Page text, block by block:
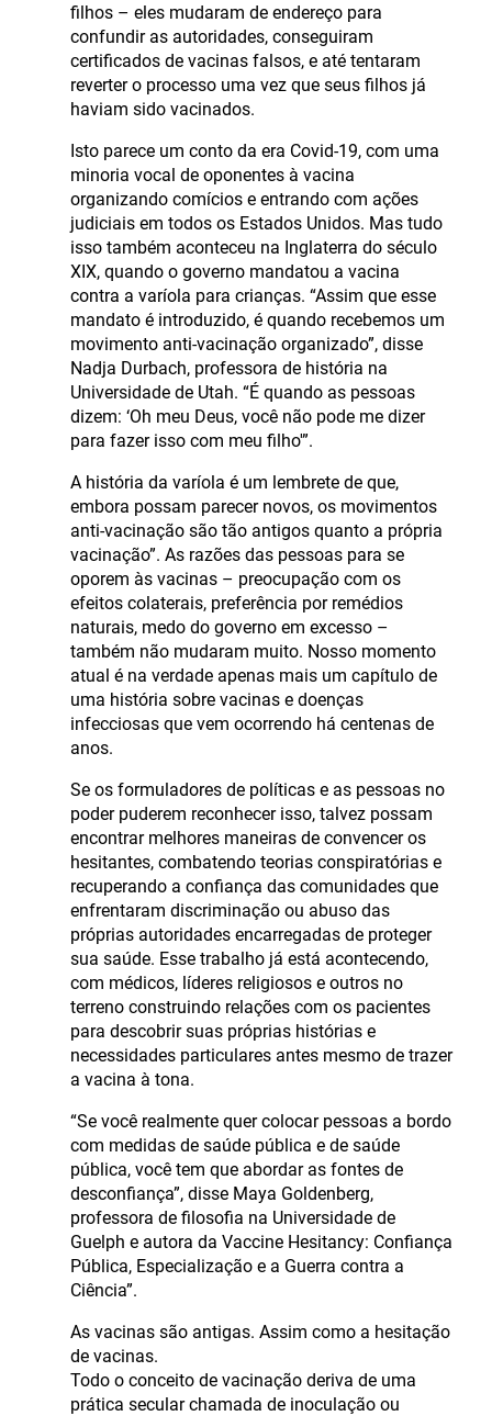
filhos – eles mudaram de endereço para
confundir as autoridades, conseguiram
certificados de vacinas falsos, e até tentaram
reverter o processo uma vez que seus filhos já
haviam sido vacinados.
Isto parece um conto da era Covid-19, com uma
minoria vocal de oponentes à vacina
organizando comícios e entrando com ações
judiciais em todos os Estados Unidos. Mas tudo
isso também aconteceu na Inglaterra do século
XIX, quando o governo mandatou a vacina
contra a varíola para crianças. “Assim que esse
mandato é introduzido, é quando recebemos um
movimento anti-vacinação organizado”, disse
Nadja Durbach, professora de história na
Universidade de Utah. “É quando as pessoas
dizem: ‘Oh meu Deus, você não pode me dizer
para fazer isso com meu filho'”.
A história da varíola é um lembrete de que,
embora possam parecer novos, os movimentos
anti-vacinação são tão antigos quanto a própria
vacinação”. As razões das pessoas para se
oporem às vacinas – preocupação com os
efeitos colaterais, preferência por remédios
naturais, medo do governo em excesso –
também não mudaram muito. Nosso momento
atual é na verdade apenas mais um capítulo de
uma história sobre vacinas e doenças
infecciosas que vem ocorrendo há centenas de
anos.
Se os formuladores de políticas e as pessoas no
poder puderem reconhecer isso, talvez possam
encontrar melhores maneiras de convencer os
hesitantes, combatendo teorias conspiratórias e
recuperando a confiança das comunidades que
enfrentaram discriminação ou abuso das
próprias autoridades encarregadas de proteger
sua saúde. Esse trabalho já está acontecendo,
com médicos, líderes religiosos e outros no
terreno construindo relações com os pacientes
para descobrir suas próprias histórias e
necessidades particulares antes mesmo de trazer
a vacina à tona.
“Se você realmente quer colocar pessoas a bordo
com medidas de saúde pública e de saúde
pública, você tem que abordar as fontes de
desconfiança”, disse Maya Goldenberg,
professora de filosofia na Universidade de
Guelph e autora da Vaccine Hesitancy: Confiança
Pública, Especialização e a Guerra contra a
Ciência”.
As vacinas são antigas. Assim como a hesitação
de vacinas.
Todo o conceito de vacinação deriva de uma
prática secular chamada de inoculação ou